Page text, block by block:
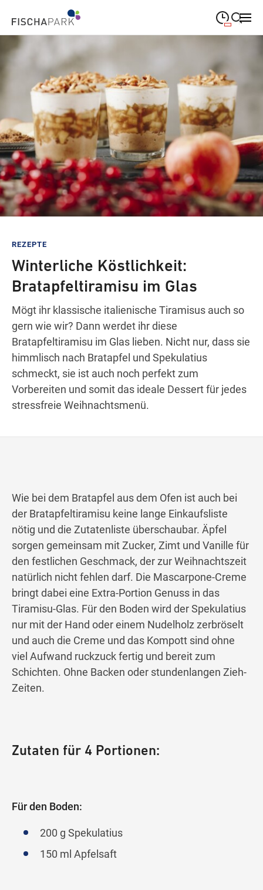
Suche schließen
MONTAG
Dienstag
DIENSTAG 09:00—19:00
Mittwoch
MITTWOCH 09:00—19:00
Donnerstag
DONNERSTAG 09:00—19:00
Freitag
FREITAG 19:00
Samstag
SAMSTAG 09:00—18:00
Wegbeschreibung
REZEPTE
Winterliche Köstlichkeit:
Bratapfeltiramisu im Glas
Mögt ihr klassische italienische Tiramisus auch so
gern wie wir? Dann werdet ihr diese
Bratapfeltiramisu im Glas lieben. Nicht nur, dass sie
himmlisch nach Bratapfel und Spekulatius
schmeckt, sie ist auch noch perfekt zum
Vorbereiten und somit das ideale Dessert für jedes
stressfreie Weihnachtsmenü.
Wie bei dem Bratapfel aus dem Ofen ist auch bei
der Bratapfeltiramisu keine lange Einkaufsliste
nötig und die Zutatenliste überschaubar. Äpfel
sorgen gemeinsam mit Zucker, Zimt und Vanille für
den festlichen Geschmack, der zur Weihnachtszeit
natürlich nicht fehlen darf. Die Mascarpone-Creme
bringt dabei eine Extra-Portion Genuss in das
Tiramisu-Glas. Für den Boden wird der Spekulatius
nur mit der Hand oder einem Nudelholz zerbröselt
und auch die Creme und das Kompott sind ohne
viel Aufwand ruckzuck fertig und bereit zum
Schichten. Ohne Backen oder stundenlangen Zieh-
Zeiten.
Zutaten für 4 Portionen:
Für den Boden:
200 g Spekulatius
150 ml Apfelsaft